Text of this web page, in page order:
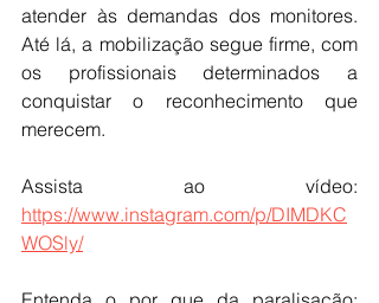
atender às demandas dos monitores.
Até lá, a mobilização segue firme, com
os profissionais determinados a
conquistar o reconhecimento que
merecem.
https://www.instagram.com/p/DIMDKC
WOSly/